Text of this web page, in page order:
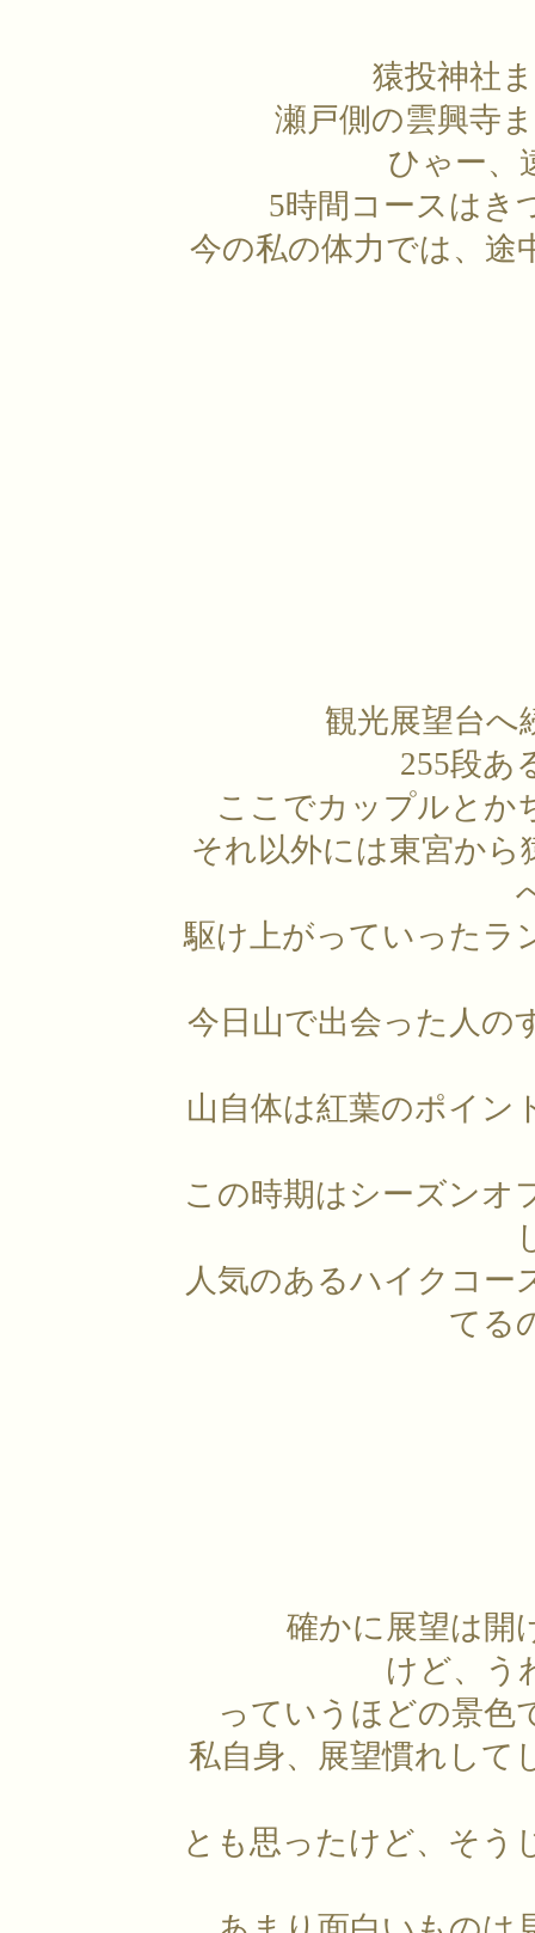
猿投神社
瀬戸側の雲興寺
ひゃー、
5時間コースはき
今の私の体力では、途
観光展望台へ
255段あ
ここでカップルとか
それ以外には東宮から
駆け上がっていったラ
今日山で出会った人の
山自体は紅葉のポイン
この時期はシーズンオ
人気のあるハイクコー
てる
確かに展望は開
けど、う
っていうほどの景色
私自身、展望慣れして
とも思ったけど、そう